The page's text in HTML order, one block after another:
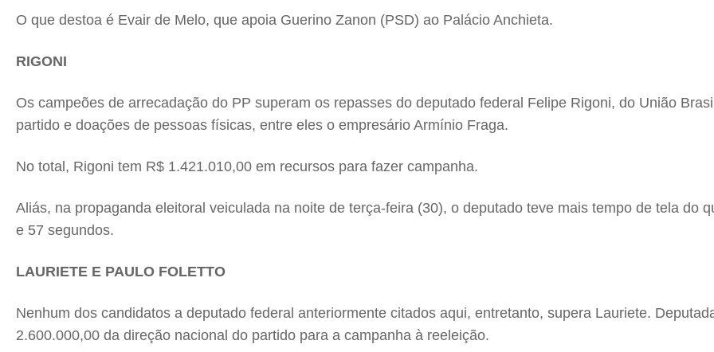
O que destoa é Evair de Melo, que apoia Guerino Zanon (PSD) ao Palácio Anchieta.
RIGONI
Os campeões de arrecadação do PP superam os repasses do deputado federal Felipe Rigoni, do União
partido e doações de pessoas físicas, entre eles o empresário Armínio Fraga.
No total, Rigoni tem R$ 1.421.010,00 em recursos para fazer campanha.
Aliás, na propaganda eleitoral veiculada na noite de terça-feira (30), o deputado teve mais tempo de tela do
e 57 segundos.
LAURIETE E PAULO FOLETTO
Nenhum dos candidatos a deputado federal anteriormente citados aqui, entretanto, supera Lauriete.
2.600.000,00 da direção nacional do partido para a campanha à reeleição.